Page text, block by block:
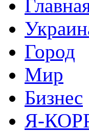
Город
Мир
Бизнес
Я-